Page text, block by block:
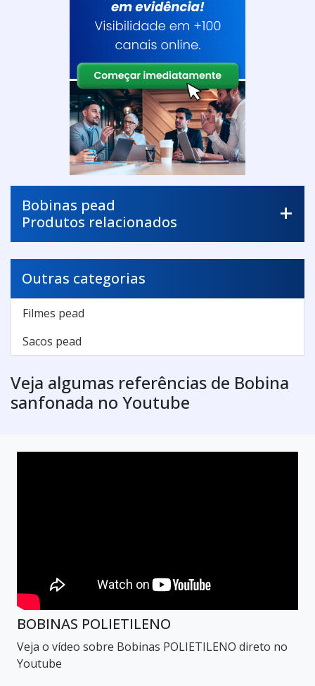
Bobinas pead
Produtos relacionados
Outras categorias
Filmes pead
Sacos pead
Veja algumas referências de Bobina
sanfonada no Youtube
BOBINAS POLIETILENO
Veja o vídeo sobre Bobinas POLIETILENO direto no
Youtube